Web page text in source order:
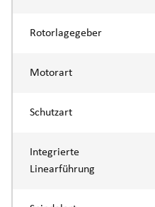
Rotorlagegeber
Motorart
Schutzart
Integrierte
Linearführung